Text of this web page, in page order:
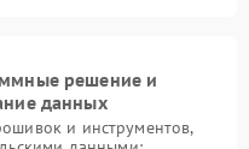
решение и
данных
и инструментов,